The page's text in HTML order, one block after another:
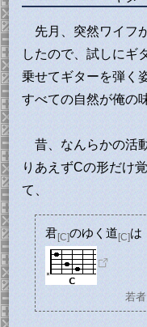
先月、突然ワイフ
したので、試しにギ
乗せてギターを弾く
すべての自然が俺の
昔、なんらかの活
りあえずCの形だけ
て、
君[C]のゆく道[C]
若